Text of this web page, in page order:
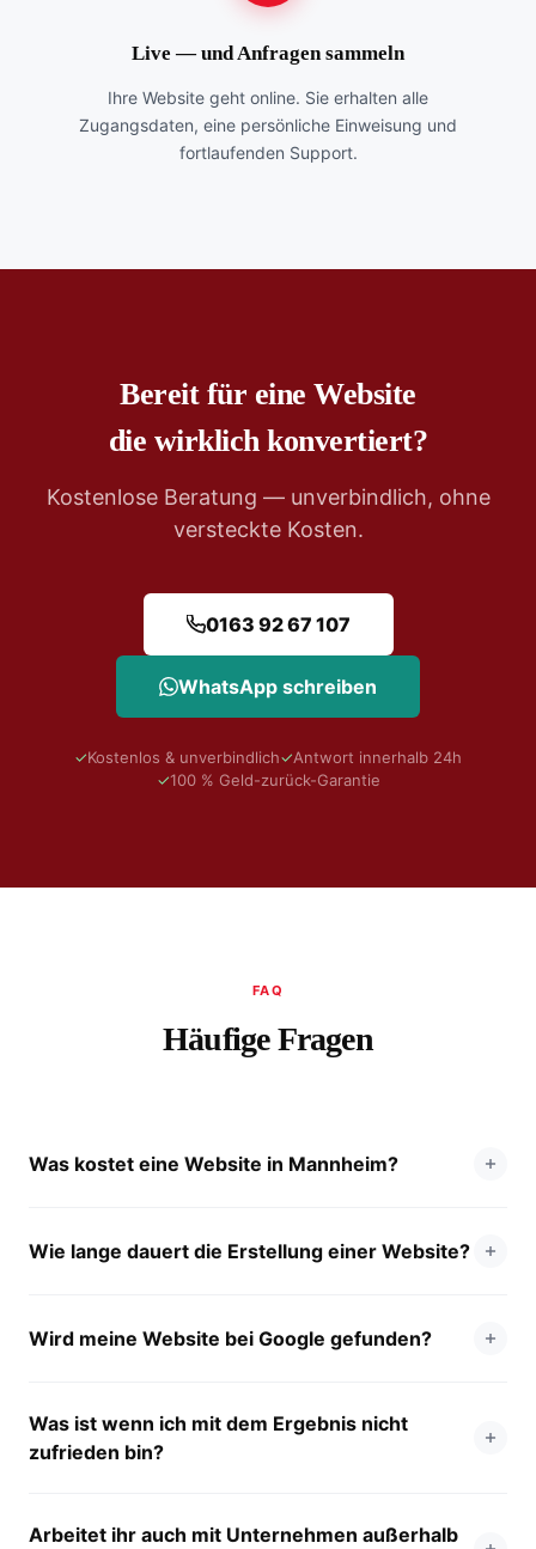
Live — und Anfragen sammeln
Ihre Website geht online. Sie erhalten alle
Zugangsdaten, eine persönliche Einweisung und
fortlaufenden Support.
Bereit für eine Website
die wirklich konvertiert?
Kostenlose Beratung — unverbindlich, ohne
versteckte Kosten.
0163 92 67 107
WhatsApp schreiben
✓Kostenlos & unverbindlich✓Antwort innerhalb 24h
✓100 % Geld-zurück-Garantie
FAQ
Häufige Fragen
Was kostet eine Website in Mannheim?
Wie lange dauert die Erstellung einer Website?
Wird meine Website bei Google gefunden?
Was ist wenn ich mit dem Ergebnis nicht
zufrieden bin?
Arbeitet ihr auch mit Unternehmen außerhalb